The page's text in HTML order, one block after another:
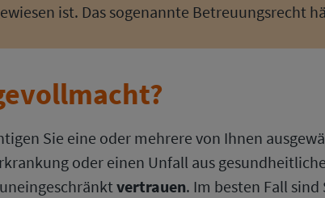
ist. Das sogenannte Betreuungsrecht
Sie eine oder mehrere von Ihnen
oder einen Unfall aus
vertrauen. Im besten Fall